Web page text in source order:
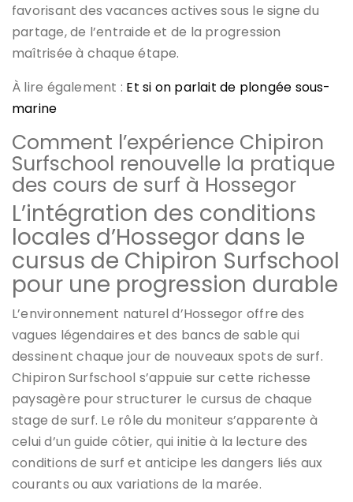
favorisant des vacances actives sous le signe du
partage, de l’entraide et de la progression
maîtrisée à chaque étape.
À lire également : Et si on parlait de plongée sous-
marine
Comment l’expérience Chipiron
Surfschool renouvelle la pratique
des cours de surf à Hossegor
L’intégration des conditions
locales d’Hossegor dans le
cursus de Chipiron Surfschool
pour une progression durable
L’environnement naturel d’Hossegor offre des
vagues légendaires et des bancs de sable qui
dessinent chaque jour de nouveaux spots de surf.
Chipiron Surfschool s’appuie sur cette richesse
paysagère pour structurer le cursus de chaque
stage de surf. Le rôle du moniteur s’apparente à
celui d’un guide côtier, qui initie à la lecture des
conditions de surf et anticipe les dangers liés aux
courants ou aux variations de la marée.